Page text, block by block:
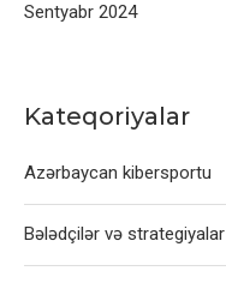
Sentyabr 2024
Kateqoriyalar
Azərbaycan kibersportu
Bələdçilər və strategiyalar